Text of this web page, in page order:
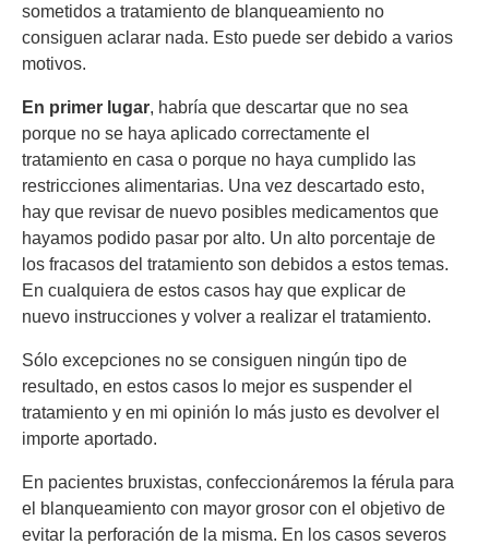
sometidos a tratamiento de blanqueamiento no
consiguen aclarar nada. Esto puede ser debido a varios
motivos.
En primer lugar, habría que descartar que no sea
porque no se haya aplicado correctamente el
tratamiento en casa o porque no haya cumplido las
restricciones alimentarias. Una vez descartado esto,
hay que revisar de nuevo posibles medicamentos que
hayamos podido pasar por alto. Un alto porcentaje de
los fracasos del tratamiento son debidos a estos temas.
En cualquiera de estos casos hay que explicar de
nuevo instrucciones y volver a realizar el tratamiento.
Sólo excepciones no se consiguen ningún tipo de
resultado, en estos casos lo mejor es suspender el
tratamiento y en mi opinión lo más justo es devolver el
importe aportado.
En pacientes bruxistas, confeccionáremos la férula para
el blanqueamiento con mayor grosor con el objetivo de
evitar la perforación de la misma. En los casos severos